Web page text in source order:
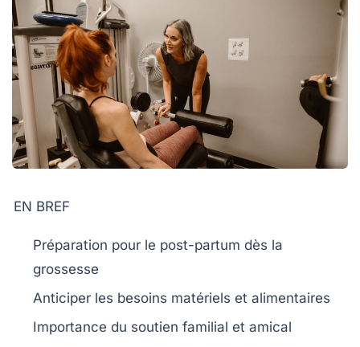
EN BREF
Préparation pour le post-partum dès la
grossesse
Anticiper les besoins matériels et alimentaires
Importance du soutien familial et amical